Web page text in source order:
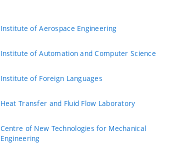
Institute of Aerospace Engineering
Institute of Automation and Computer Science
Institute of Foreign Languages
Heat Transfer and Fluid Flow Laboratory
Centre of New Technologies for Mechanical
Engineering